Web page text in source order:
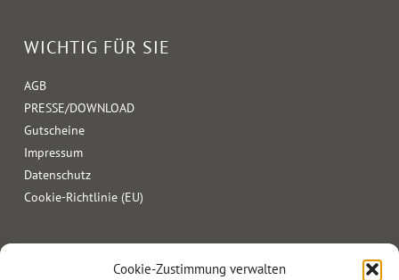
Cookie-Zustimmung verwalten
WICHTIG FÜR SIE
AGB
PRESSE/DOWNLOAD
Gutscheine
Impressum
Datenschutz
Cookie-Richtlinie (EU)